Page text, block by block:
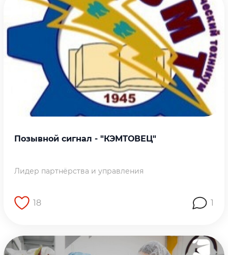
Позывной сигнал - "КЭМТОВЕЦ"
Лидер партнёрства и управления
18 1